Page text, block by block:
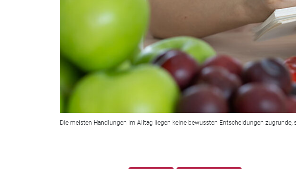
Die meisten Handlungen im Alltag liegen keine bewussten Entscheidungen